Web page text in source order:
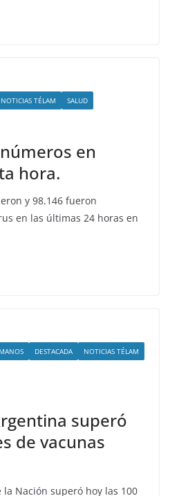
NOTICIAS TÉLAM SALUD
en
hora.
y 98.146 fueron
en las últimas 24 horas en
DESTACADA
NOTICIAS TÉLAM
superó
de vacunas
Nación superó hoy las 100